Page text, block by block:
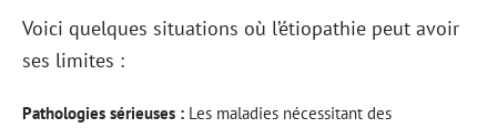
Voici quelques situations où l’étiopathie peut avoir
ses limites :
Pathologies sérieuses : Les maladies nécessitant des